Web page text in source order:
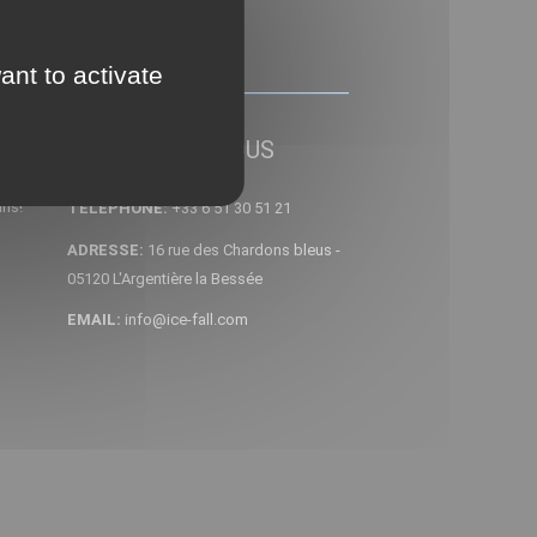
CONTACTEZ NOUS
TELEPHONE:+33 6 51 30 51 21
ADRESSE: 16 rue des Chardons bleus -
05120 L'Argentière la Bessée
EMAIL: info@ice-fall.com
to activate